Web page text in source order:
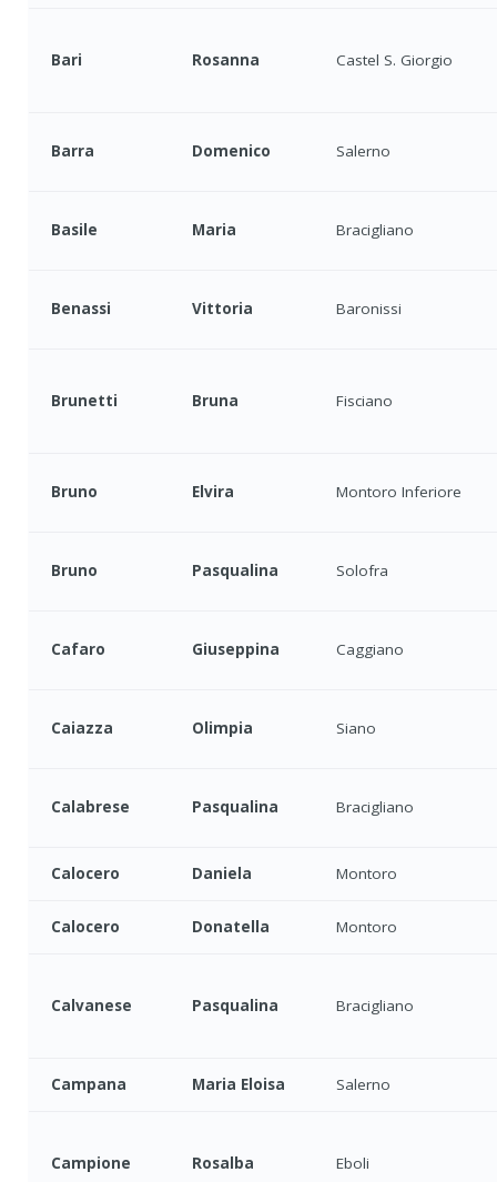
Bari Rosanna Castel S. Giorgio
Barra Domenico Salerno
Basile Maria Bracigliano
Benassi Vittoria Baronissi
Brunetti Bruna Fisciano
Bruno Elvira Montoro Inferiore
Bruno Pasqualina Solofra
Cafaro Giuseppina Caggiano
Caiazza Olimpia Siano
Calabrese Pasqualina Bracigliano
Calocero Daniela Montoro
Calocero Donatella Montoro
Calvanese Pasqualina Bracigliano
Campana Maria Eloisa Salerno
Campione Rosalba Eboli